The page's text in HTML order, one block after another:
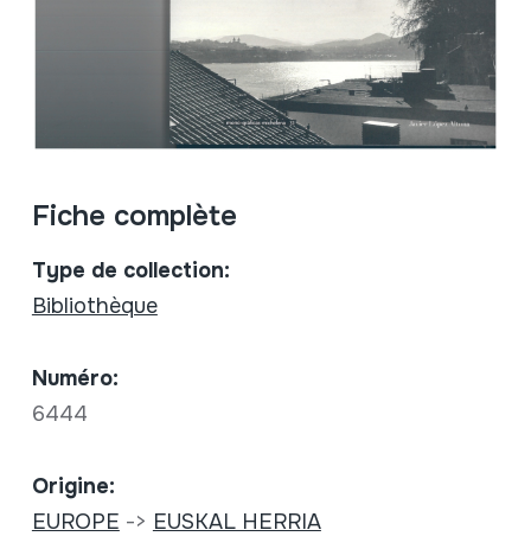
Fiche complète
Type de collection:
Bibliothèque
Numéro:
6444
Origine:
EUROPE -> EUSKAL HERRIA